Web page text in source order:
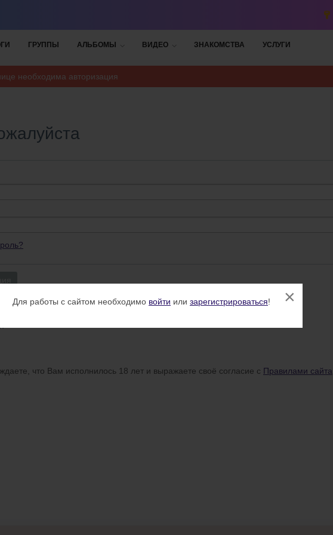
Для работы с сайтом необходимо войти или зарегистрироваться! ×
ГРУППЫ АЛЬБОМЫ ВИДЕО ЗНАКОМСТВА УСЛУГИ
необходима авторизация
что Вам исполнилось 18 лет и выражаете своё согласие с Правилами сайта